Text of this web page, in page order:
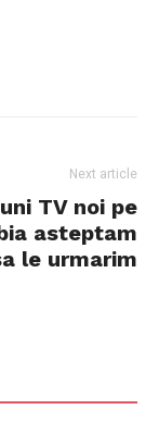
Next article
TV noi pe
asteptam
le urmarim